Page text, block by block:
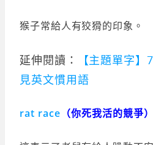
猴子常給人有狡猾的印象。
延伸閱讀：
【主題單字
見英文慣用語
rat race （你死我活的競爭）